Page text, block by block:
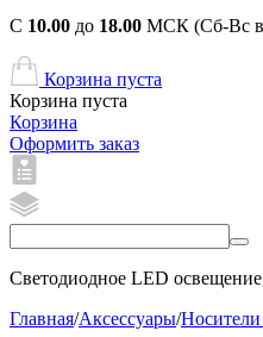
С 10.00 до 18.00 МСК (Сб-Вс
Корзина пуста
Корзина пуста
Корзина
Оформить заказ
Светодиодное LED
Главная/Аксессуары/